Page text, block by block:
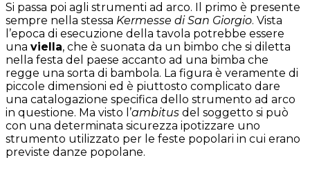
Si passa poi agli strumenti ad arco. Il primo è presente
sempre nella stessa Kermesse di San Giorgio. Vista
l’epoca di esecuzione della tavola potrebbe essere
una viella, che è suonata da un bimbo che si diletta
nella festa del paese accanto ad una bimba che
regge una sorta di bambola. La figura è veramente di
piccole dimensioni ed è piuttosto complicato dare
una catalogazione specifica dello strumento ad arco
in questione. Ma visto l’ambitus del soggetto si può
con una determinata sicurezza ipotizzare uno
strumento utilizzato per le feste popolari in cui erano
previste danze popolane.